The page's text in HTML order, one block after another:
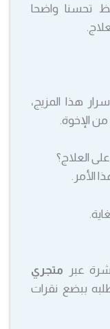
تحسنا واضحا
هذا المزيج،
الإخوة.
العلاج؟
الأمر.
عبر
متجري
ببضع نقرات